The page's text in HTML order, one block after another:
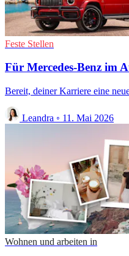
Feste Stellen
Für Mercedes-Benz im
Bereit, deiner Karriere eine
Leandra ◦ 11. Mai 2026
Wohnen und arbeiten in